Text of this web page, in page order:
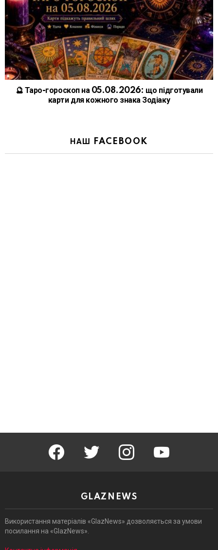
🔮 Таро-гороскоп на 05.08.2026: що підготували
карти для кожного знака Зодіаку
НАШ FACEBOOK
facebook twitter instagram
GLAZNEWS
Використання матеріалів «GlazNews» дозволяється за умови
посилання на «GlazNews».